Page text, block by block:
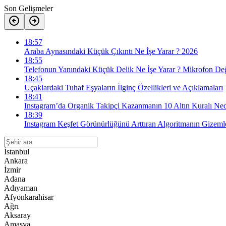
Son Gelişmeler
18:57
Araba Aynasındaki Küçük Çıkıntı Ne İşe Yarar ? 2026
18:55
Telefonun Yanındaki Küçük Delik Ne İşe Yarar ? Mikrofon
18:45
Uçaklardaki Tuhaf Eşyaların İlginç Özellikleri ve Açıklamaları
18:41
Instagram’da Organik Takipçi Kazanmanın 10 Altın Kuralı
18:39
Instagram Keşfet Görünürlüğünü Arttıran Algoritmanın
İstanbul
Ankara
İzmir
Adana
Adıyaman
Afyonkarahisar
Ağrı
Aksaray
Amasya